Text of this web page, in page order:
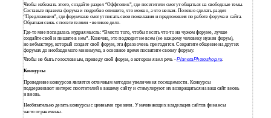
Чтобы избежать этого, создайте раздел “Оффтопик”, где посетители смогут общаться на свободные темы.
Составьте правила форума и подробно опишите, что можно, а что нельзя. Полезно сделать раздел
“Предложения”, где форумчане смогут писать свои пожелания и предложения по работе форума и сайта.
Обратная связь с посетителями - великое дело.
Где-то мне попадалась мудрая мысль: “Вместо того, чтобы писать что-то на чужом форуме, лучше
создайте свой и пишите в нем”. Конечно, это подходит не всем (не каждому человеку нужен форум),
но вебмастеру, который создает свой форум, эта фраза очень пригодится. Сократите общение на других
форумах до необходимого минимума, а основное время посвятите своему форуму.
Чтобы не быть голословным, приведу свой форум, о котором я вел речь -PlanetaPhotoshop.ru.
Конкурсы
Проведение конкурсов является отличным методом увеличения посещаемости. Конкурсы
поддерживают интерес посетителей к вашему сайту и стимулируют их возвращаться на ваш сайт вновь
и вновь.
Необязательно делать конкурсы с ценными призами. У начинающих владельцев сайтов финансы
часто ограничены.